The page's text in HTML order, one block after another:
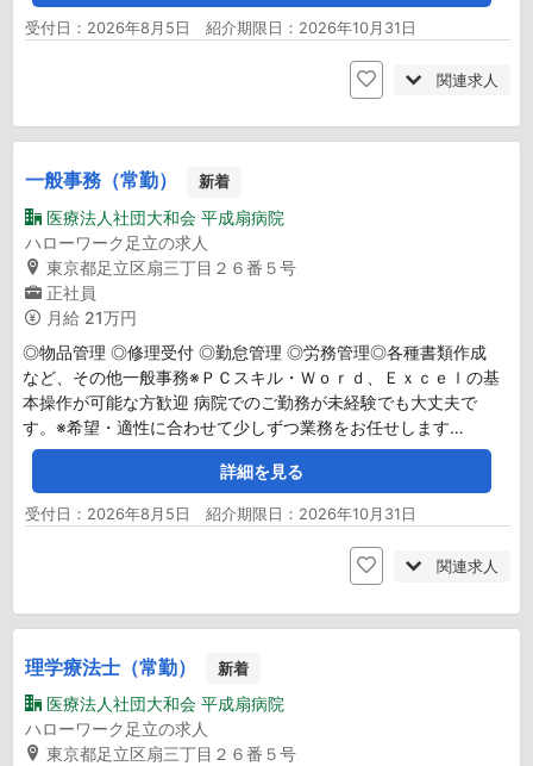
受付日：2026年8月5日 紹介期限日：2026年10月31日
関連求人
一般事務（常勤） 新着
医療法人社団大和会 平成扇病院
ハローワーク足立の求人
東京都足立区扇三丁目２６番５号
正社員
月給 21万円
◎物品管理 ◎修理受付 ◎勤怠管理 ◎労務管理◎各種書類作成
など、その他一般事務※ＰＣスキル・Ｗｏｒｄ、Ｅｘｃｅｌの基
本操作が可能な方歓迎 病院でのご勤務が未経験でも大丈夫で
す。※希望・適性に合わせて少しずつ業務をお任せします…
詳細を見る
受付日：2026年8月5日 紹介期限日：2026年10月31日
関連求人
理学療法士（常勤） 新着
医療法人社団大和会 平成扇病院
ハローワーク足立の求人
東京都足立区扇三丁目２６番５号